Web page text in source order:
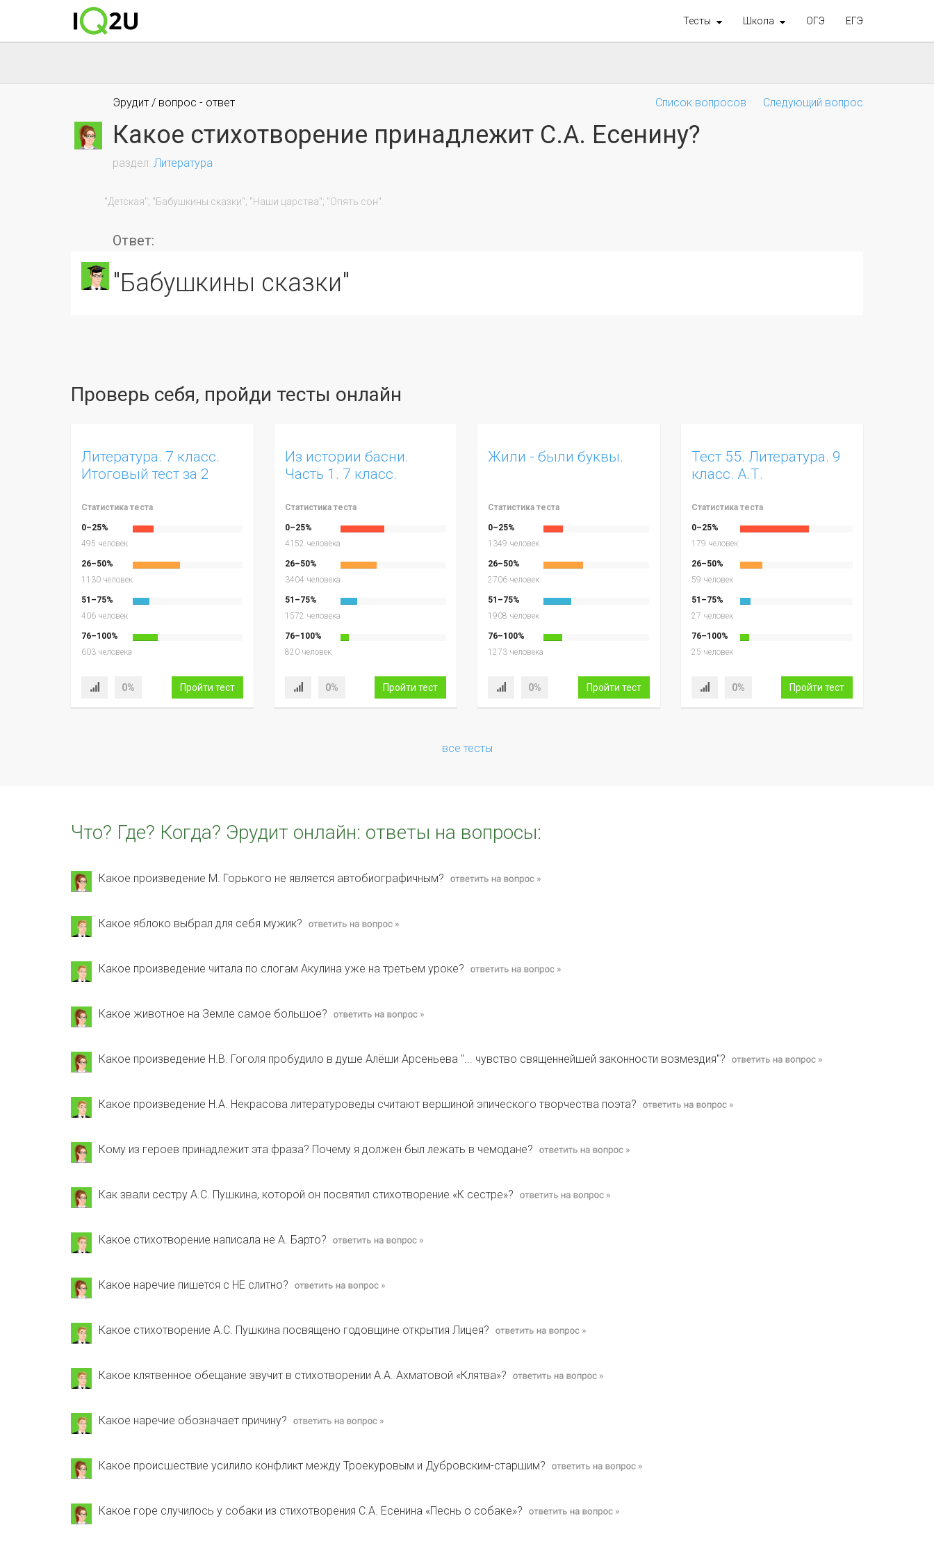
Тесты Школа ОГЭ ЕГЭ
Список вопросов Следующий вопрос
Эрудит / вопрос - ответ
Какое стихотворение принадлежит С.А. Есенину?
Литература
Ответ:
"Бабушкины сказки"
Проверь себя, пройди тесты онлайн
Литература. 7 класс.
Итоговый тест за 2
Статистика теста
0–25%
495 человек
26–50%
1130 человек
51–75%
406 человек
76–100%
603 человека
0% Пройти тест
Из истории басни.
Часть 1. 7 класс.
Статистика теста
0–25%
4152 человека
26–50%
3404 человека
51–75%
1572 человека
76–100%
820 человек
0% Пройти тест
Жили - были буквы.
Статистика теста
0–25%
1349 человек
26–50%
2706 человек
51–75%
1908 человек
76–100%
1273 человека
0% Пройти тест
Тест 55. Литература. 9
класс. А.Т.
Тёркин"
Статистика теста
0–25%
179 человек
26–50%
59 человек
51–75%
27 человек
76–100%
25 человек
0% Пройти тест
все тесты
Что? Где? Когда? Эрудит онлайн: ответы на вопросы:
Какое произведение М. Горького не является автобиографичным?
Какое яблоко выбрал для себя мужик?
Какое произведение читала по слогам Акулина уже на третьем уроке?
Какое животное на Земле самое большое?
Какое произведение Н.В. Гоголя пробудило в душе Алёши Арсеньева "... чувство священнейшей законности возмездия"?
Какое произведение Н.А. Некрасова литературоведы считают вершиной эпического творчества поэта?
Кому из героев принадлежит эта фраза? Почему я должен был лежать в чемодане?
Как звали сестру А.С. Пушкина, которой он посвятил стихотворение «К сестре»?
Какое стихотворение написала не А. Барто?
Какое наречие пишется с НЕ слитно?
Какое стихотворение А.С. Пушкина посвящено годовщине открытия Лицея?
Какое клятвенное обещание звучит в стихотворении А.А. Ахматовой «Клятва»?
Какое наречие обозначает причину?
Какое происшествие усилило конфликт между Троекуровым и Дубровским-старшим?
Какое горе случилось у собаки из стихотворения С.А. Есенина «Песнь о собаке»?